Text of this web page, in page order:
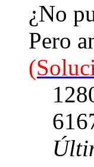
¿No
Pero